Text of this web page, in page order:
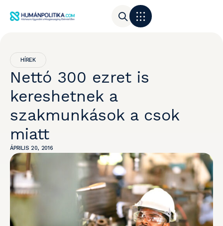
HÍREK
Nettó 300 ezret is
kereshetnek a
szakmunkások a csok
miatt
ÁPRILIS 20, 2016